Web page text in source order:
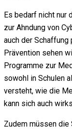
Es bedarf nicht nur
zur Ahndung von
auch der Schaffung
Prävention sehen
Programme zur
sowohl in Schulen
versteht, wie die
kann sich auch
Zudem müssen